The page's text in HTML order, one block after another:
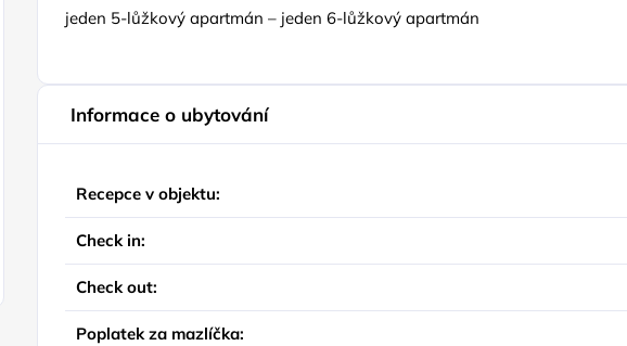
jeden 5-lůžkový apartmán – jeden 6-lůžkový apartmán
Informace o ubytování
Recepce v objektu:
Check in:
Check out:
Poplatek za mazlíčka: